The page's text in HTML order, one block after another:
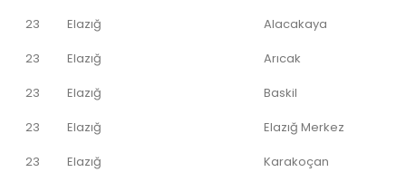
23
Elazığ
Alacakaya
23
Elazığ
Arıcak
23
Elazığ
Baskil
23
Elazığ
Elazığ Merkez
23
Elazığ
Karakoçan